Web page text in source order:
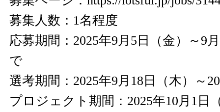
募集人数：1名程度
応募期間：2025年9月5日（金）～9
で
選考期間：2025年9月18日（木）～
プロジェクト期間：2025年10月1日